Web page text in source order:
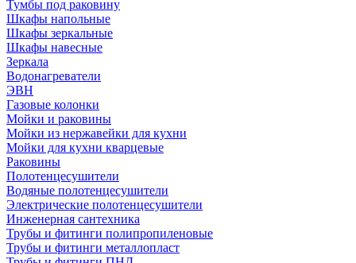
Тумбы под раковину
Шкафы напольные
Шкафы зеркальные
Шкафы навесные
Зеркала
Водонагреватели
ЭВН
Газовые колонки
Мойки и раковины
Мойки из нержавейки для кухни
Мойки для кухни кварцевые
Раковины
Полотенцесушители
Водяные полотенцесушители
Электрические полотенцесушители
Инженерная сантехника
Трубы и фитинги полипропиленовые
Трубы и фитинги металлопласт